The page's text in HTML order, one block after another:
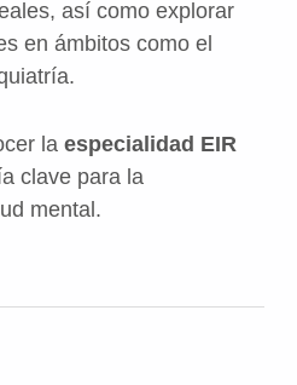
así como explorar
en ámbitos como el
la especialidad EIR
clave para la
mental.